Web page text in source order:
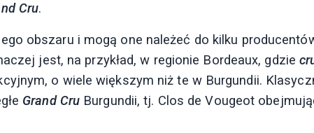
Cru.
obszaru i mogą one należeć do kilku
jest, na przykład, w regionie Bordeaux, gdzie
o wiele większym niż te w Burgundii.
Grand Cru Burgundii, tj. Clos de Vougeot